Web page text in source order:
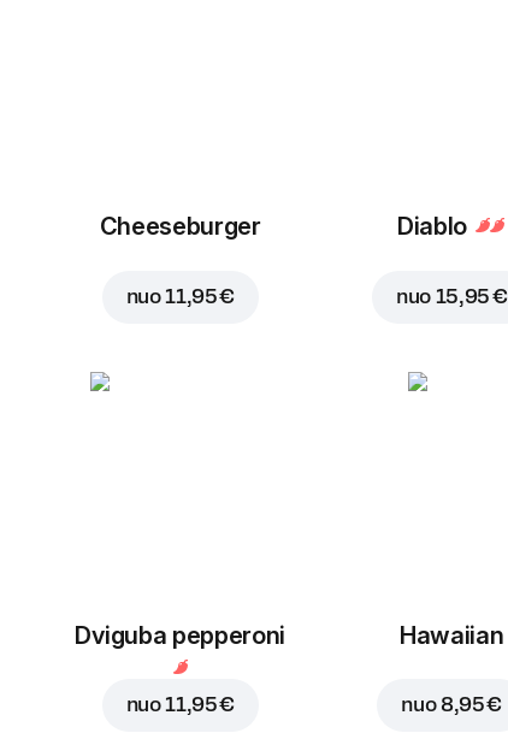
Cheeseburger
nuo11,95 €
Diablo
nuo 15,95 €
Dviguba pepperoni
nuo11,95 €
Hawaiian
nuo 8,95 €